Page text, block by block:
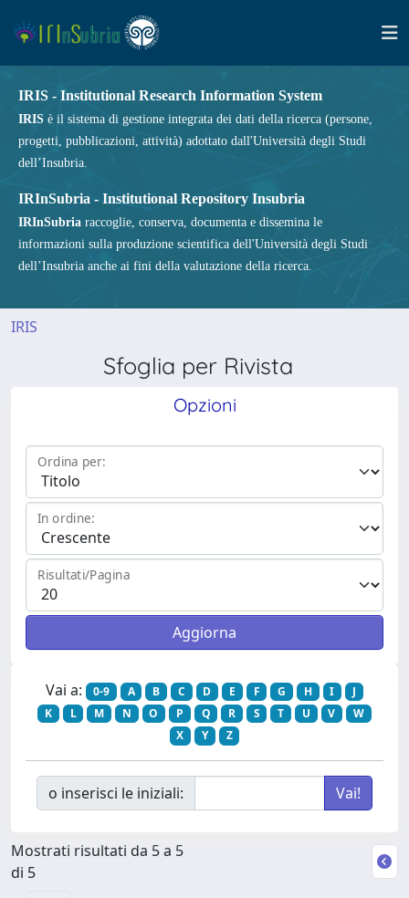
IRIS - Institutional Research Information System
IRIS è il sistema di gestione integrata dei dati della ricerca (persone,
progetti, pubblicazioni, attività) adottato dall'Università degli Studi
dell’Insubria.
IRInSubria - Institutional Repository Insubria
IRInSubria raccoglie, conserva, documenta e dissemina le
informazioni sulla produzione scientifica dell'Università degli Studi
dell’Insubria anche ai fini della valutazione della ricerca.
IRIS
Sfoglia per Rivista
Opzioni
Ordina per:
In ordine:
Risultati/Pagina
Vai a: 0-9 A B C D E F G H I
J
K
L M N O P Q R S T U V
W
X
Y Z
o inserisci le iniziali:
Mostrati risultati da 5 a 5
di 5